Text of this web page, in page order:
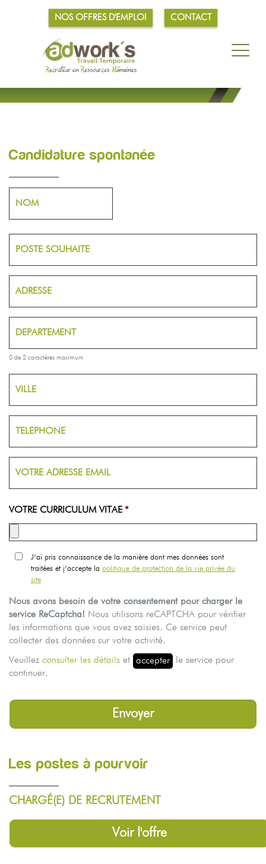
NOS OFFRES D'EMPLOI CONTACT
Candidature spontanée
0 de 2 caractères maximum
VOTRE CURRICULUM VITAE *
J’ai pris connaissance de la manière dont mes données sont
traitées et j’accepte la politique de protection de la vie privée du
site
Nous avons besoin de votre consentement pour charger le
service ReCaptcha! Nous utilisons reCAPTCHA pour vérifier
les informations que vous avez saisies. Ce service peut
collecter des données sur votre activité.
Veuillez consulter les détails et accepter
le service pour
continuer.
Les postes à pourvoir
CHARGÉ(E) DE RECRUTEMENT
Voir l'offre